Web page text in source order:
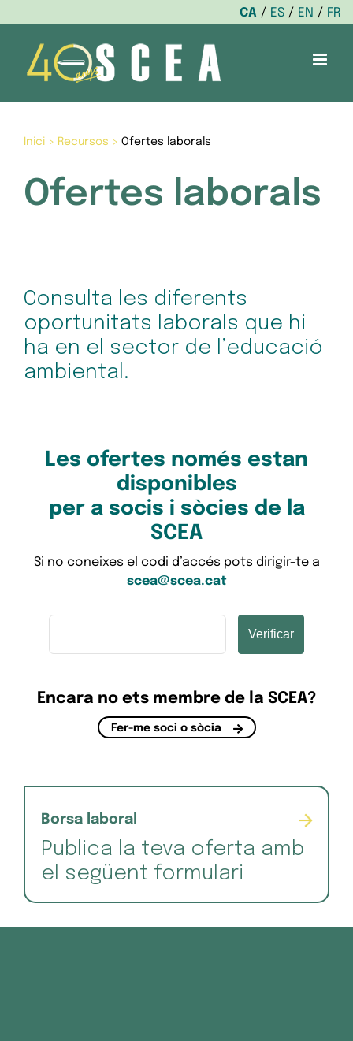
CA ES EN
FR
content
Inici> Recursos > Ofertes laborals
Ofertes laborals
Consulta les diferents
oportunitats laborals que hi
ha en el sector de l’educació
ambiental.
Les ofertes només estan
disponibles
per a socis i sòcies de la
SCEA
Si no coneixes el codi d’accés pots dirigir-te a
scea@scea.cat
Verificar
Encara no ets membre de la SCEA?
Fer-me soci o sòcia
Borsa laboral
Publica la teva oferta amb
el següent formulari